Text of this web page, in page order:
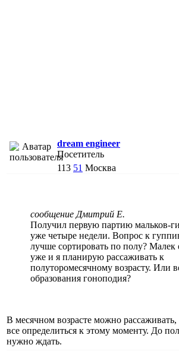
dream engineer
Посетитель
113 51 Москва
сообщение Дмитрий Е.
Получил первую партию мальков-
уже четыре недели. Вопрос к
лучше сортировать по полу? Малек
уже и я планирую рассаживать к
полуторомесячному возрасту. Или
образования гоноподия?
В месячном возрасте можно
все определиться к этому моменту. До
нужно ждать.